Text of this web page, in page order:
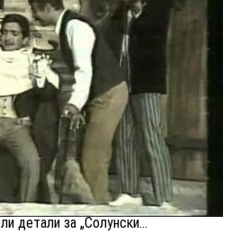
детали за „Солунски...